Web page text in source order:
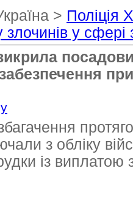
> Поліція
у сфері
з обліку
із виплатою